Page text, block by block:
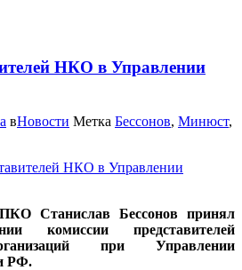
НКО в Управлении
вНовости Метка Бессонов, Минюст,
Станислав Бессонов принял
комиссии представителей
при Управлении
РФ.